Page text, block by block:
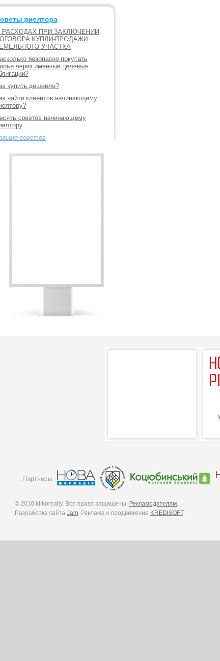
риелтора
РАСХОДАХ ПРИ ЗАКЛЮЧЕНИИ
КУПЛИ-ПРОДАЖИ
УЧАСТКА
безопасно покупать
через именные целевые
купить дешевле?
найти клиентов начинающему
советов начинающему
советов
Партнеры
© 2010 kilkorealty. Все права защищены. Рекламодателям.
Разработка сайта Jam. Реклама и продвижение KREDISOFT.